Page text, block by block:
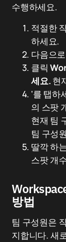
수행하세요.
적절한
하세요.
다음으
클릭
세요. 현
'를 탭하
의 스팟
현재 팀
팀 구성
딸깍 하
스팟 개
방법
팀 구성원은
지합니다. 새